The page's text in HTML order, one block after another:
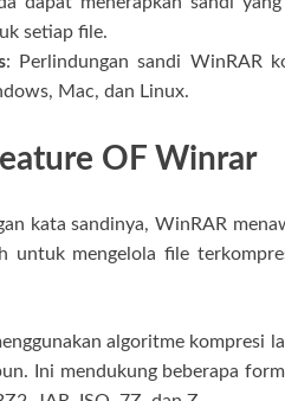
setiap file.
: Perlindungan sandi WinRAR
Mac, dan Linux.
OF Winrar
kata sandinya, WinRAR
untuk mengelola file
algoritme kompresi
Ini mendukung beberapa